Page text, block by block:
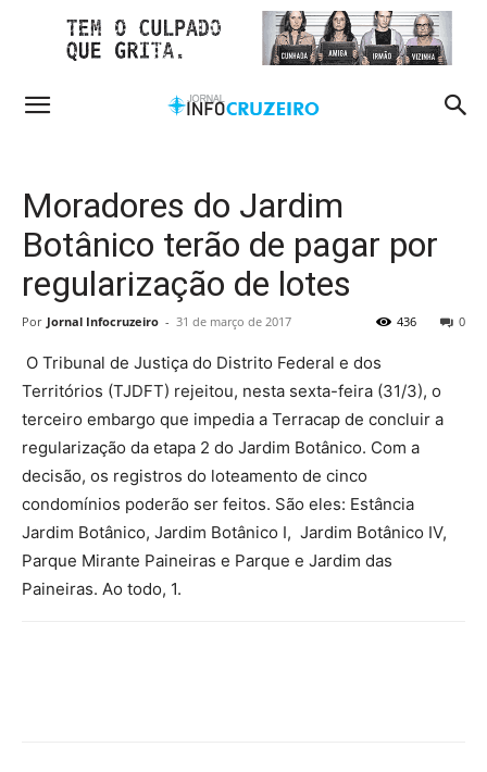
Moradores do Jardim
Botânico terão de pagar por
regularização de lotes
Por Jornal Infocruzeiro - 31 de março de 2017 0
436
O Tribunal de Justiça do Distrito Federal e dos
Territórios (TJDFT) rejeitou, nesta sexta-feira (31/3), o
terceiro embargo que impedia a Terracap de concluir a
regularização da etapa 2 do Jardim Botânico. Com a
decisão, os registros do loteamento de cinco
condomínios poderão ser feitos. São eles: Estância
Jardim Botânico, Jardim Botânico I, Jardim Botânico IV,
Parque Mirante Paineiras e Parque e Jardim das
Paineiras. Ao todo, 1.